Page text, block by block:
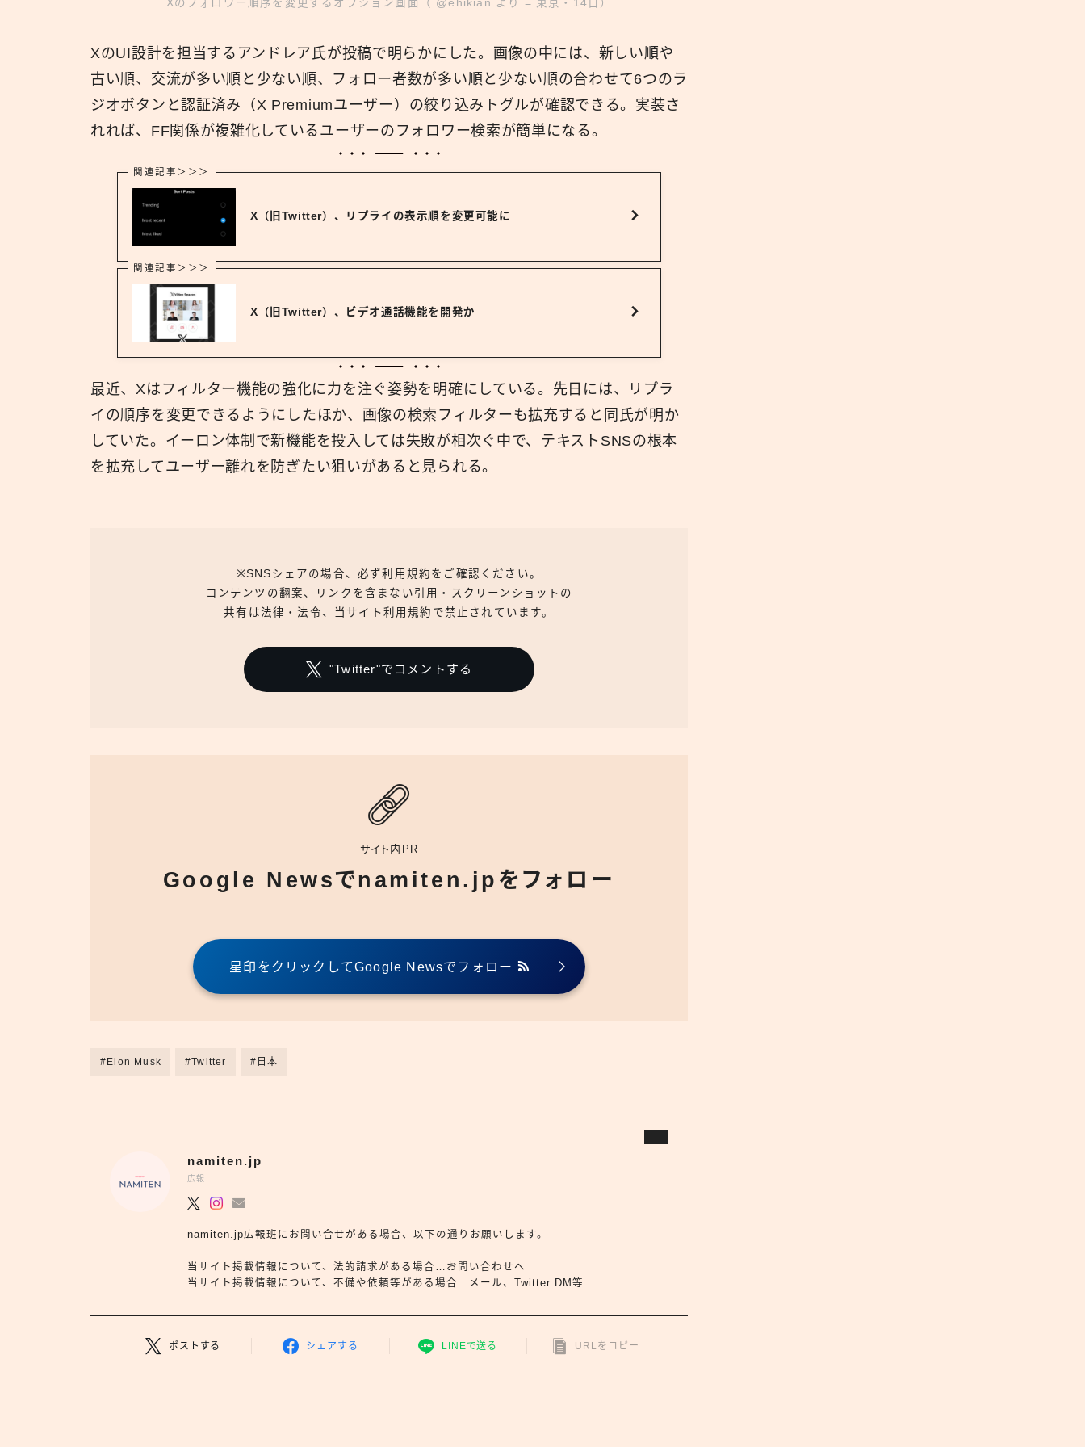
Xのフォロワー順序を変更するオプション画面（ @ehikian より = 東京・14日）
XのUI設計を担当するアンドレア氏が投稿で明らかにした。画像の中には、新しい順や
古い順、交流が多い順と少ない順、フォロー者数が多い順と少ない順の合わせて6つのラ
ジオボタンと認証済み（X Premiumユーザー）の絞り込みトグルが確認できる。実装さ
れれば、FF関係が複雑化しているユーザーのフォロワー検索が簡単になる。
関連記事＞＞＞
X（旧Twitter）、リプライの表示順を変更可能に
関連記事＞＞＞
X（旧Twitter）、ビデオ通話機能を開発か
最近、Xはフィルター機能の強化に力を注ぐ姿勢を明確にしている。先日には、リプラ
イの順序を変更できるようにしたほか、画像の検索フィルターも拡充すると同氏が明か
していた。イーロン体制で新機能を投入しては失敗が相次ぐ中で、テキストSNSの根本
を拡充してユーザー離れを防ぎたい狙いがあると見られる。
※SNSシェアの場合、必ず利用規約をご確認ください。
コンテンツの翻案、リンクを含まない引用・スクリーンショットの
共有は法律・法令、当サイト利用規約で禁止されています。
"Twitter"でコメントする
サイト内PR
Google Newsでnamiten.jpをフォロー
星印をクリックしてGoogle Newsでフォロー
#Elon Musk #Twitter #日本
namiten.jp
広報
namiten.jp広報班にお問い合せがある場合、以下の通りお願いします。
当サイト掲載情報について、法的請求がある場合…お問い合わせへ
当サイト掲載情報について、不備や依頼等がある場合…メール、Twitter DM等
ポストする シェアする LINEで送る URLをコピー